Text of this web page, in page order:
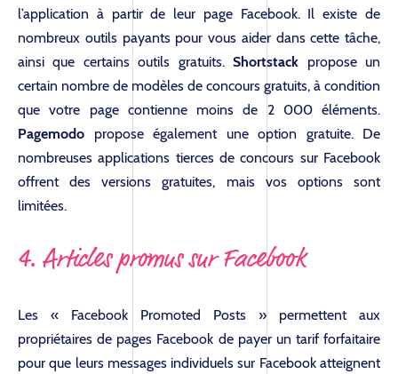
l’application à partir de leur page Facebook. Il existe de
nombreux outils payants pour vous aider dans cette tâche,
ainsi que certains outils gratuits.Shortstack propose un
certain nombre de modèles de concours gratuits, à condition
que votre page contienne moins de 2 000 éléments.
Pagemodo propose également une option gratuite. De
nombreuses applications tierces de concours sur Facebook
offrent des versions gratuites, mais vos options sont
limitées.
4. Articles promus sur Facebook
Les « Facebook Promoted Posts » permettent aux
propriétaires de pages Facebook de payer un tarif forfaitaire
pour que leurs messages individuels sur Facebook atteignent